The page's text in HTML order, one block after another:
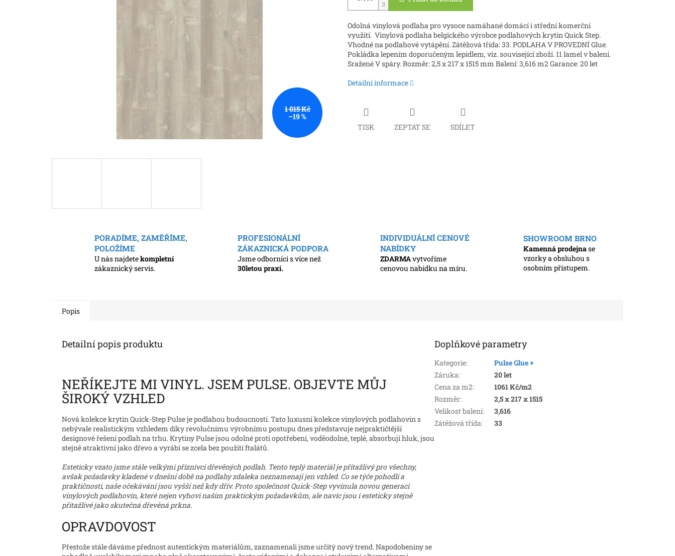
1 015 Kč
–19 %
Odolná vinylová podlaha pro vysoce namáhané domácí i střední komerční
využití. Vinylová podlaha belgického výrobce podlahových krytin Quick Step.
Vhodné na podlahové vytápění. Zátěžová třída: 33. PODLAHA V PROVEDNÍ Glue.
Pokládka lepením doporučeným lepidlem, viz. související zboží. 11 lamel v balení.
Sražené V spáry. Rozměr: 2,5 x 217 x 1515 mm Balení: 3,616 m2 Garance: 20 let
Detailní informace
TISK ZEPTAT SE SDÍLET
PORADÍME, ZAMĚŘÍME,
POLOŽÍME
U nás najdetekompletní
zákaznický servis.
PROFESIONÁLNÍ
ZÁKAZNICKÁ PODPORA
Jsme odborníci s více než
30letou praxí.
INDIVIDUÁLNÍ CENOVÉ
NABÍDKY
ZDARMAvytvoříme
cenovou nabídku na míru.
SHOWROOM BRNO
Kamenná prodejnase
vzorky a obsluhou s
osobním přístupem.
Popis
Detailní popis produktu
NEŘÍKEJTE MI VINYL. JSEM PULSE. OBJEVTE MŮJ
ŠIROKÝ VZHLED
Nová kolekce krytin Quick-Step Pulse je podlahou budoucnosti. Tato luxusní kolekce vinylových podlahovin s
nebývale realistickým vzhledem díky revolučnímu výrobnímu postupu dnes představuje nejpraktičtější
designové řešení podlah na trhu. Krytiny Pulse jsou odolné proti opotřebení, voděodolné, teplé, absorbují hluk, jsou
stejně atraktivní jako dřevo a vyrábí se zcela bez použití ftalátů.
Esteticky vzato jsme stále velkými příznivci dřevěných podlah. Tento teplý materiál je přitažlivý pro všechny,
avšak požadavky kladené v dnešní době na podlahy zdaleka neznamenají jen vzhled. Co se týče pohodlí a
praktičnosti, naše očekávání jsou vyšší než kdy dřív. Proto společnost Quick-Step vyvinula novou generaci
vinylových podlahovin, které nejen vyhoví našim praktickým požadavkům, ale navíc jsou i esteticky stejně
přitažlivé jako skutečná dřevěná prkna.
OPRAVDOVOST
Přestože stále dáváme přednost autentickým materiálům, zaznamenali jsme určitý nový trend. Napodobeniny se
Doplňkové parametry
Kategorie:
Pulse Glue +
Záruka:
20 let
Cena za m2:
1061 Kč/m2
Rozměr:
2,5 x 217 x 1515
Velikost balení:
3,616
Zátěžová třída: 33